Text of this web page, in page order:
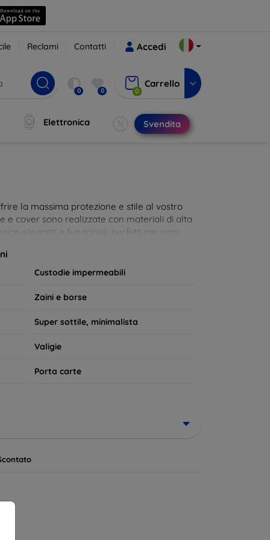
Reclami Contatti Accedi
0 0 0
Carrello
Elettronica Svendita
la massima protezione e stile al vostro
e cover sono realizzate con materiali di alta
eleganti e funzionali, perfetti per ogni
Custodie impermeabili
Zaini e borse
Super sottile, minimalista
Valigie
Porta carte